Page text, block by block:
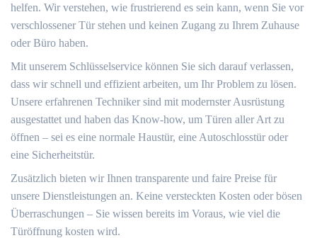
helfen.​ Wir verstehen, wie frustrierend es sein kann, wenn Sie vor
verschlossener Tür stehen und keinen Zugang zu Ihrem Zuhause
oder Büro haben.​
Mit unserem Schlüsselservice können Sie sich darauf verlassen,
dass wir schnell und effizient arbeiten, um Ihr Problem zu lösen.​
Unsere erfahrenen Techniker sind mit modernster Ausrüstung
ausgestattet und haben das Know-how, um Türen aller Art zu
öffnen – sei es eine normale Haustür, eine Autoschlosstür oder
eine Sicherheitstür.
Zusätzlich bieten wir Ihnen transparente und faire Preise für
unsere Dienstleistungen an. Keine versteckten Kosten oder bösen
Überraschungen – Sie wissen bereits im Voraus, wie viel die
Türöffnung kosten wird.​